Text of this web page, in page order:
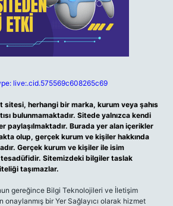
live:.cid.575569c608265c69
sitesi, herhangi bir marka, kurum veya şahıs
bulunmamaktadır. Sitede yalnızca kendi
paylaşılmaktadır. Burada yer alan içerikler
olup, gerçek kurum ve kişiler hakkında
Gerçek kurum ve kişiler ile isim
Sitemizdeki bilgiler taslak
taşımazlar.
gereğince Bilgi Teknolojileri ve İletişim
onaylanmış bir Yer Sağlayıcı olarak hizmet